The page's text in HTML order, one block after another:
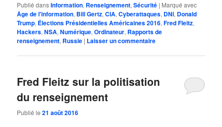
Publié dansInformation, Renseignement,Sécurité | Marqué avec
Âge de l'information, Bill Gertz,CIA,Cyberattaques, DNI, Donald
Trump, Élections Présidentielles Américaines 2016,Fred Fleitz,
Hackers,NSA,Numérique,Ordinateur, Rapports de
renseignement, Russie | Laisser un commentaire
Fred Fleitz sur la politisation
du renseignement
Publié le21 août 2016